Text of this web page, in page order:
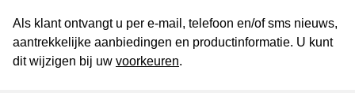
Als klant ontvangt u per e-mail, telefoon en/of sms nieuws,
aantrekkelijke aanbiedingen en productinformatie. U kunt
dit wijzigen bij uw voorkeuren.